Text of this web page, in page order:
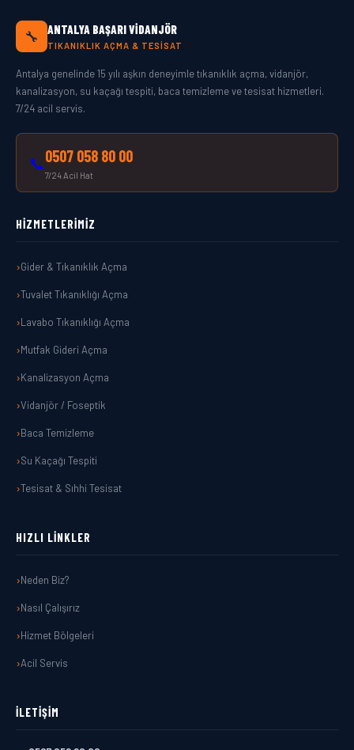
🔧 ANTALYA BAŞARI VIDANJÖR
TIKANIKLIK AÇMA & TESISAT
Antalya genelinde 15 yılı aşkın deneyimle tıkanıklık açma, vidanjör,
kanalizasyon, su kaçağı tespiti, baca temizleme ve tesisat hizmetleri.
7/24 acil servis.
📞0507 058 80 00
7/24 Acil Hat
HIZMETLERIMIZ
Gider & Tıkanıklık Açma
Tuvalet Tıkanıklığı Açma
Lavabo Tıkanıklığı Açma
Mutfak Gideri Açma
Kanalizasyon Açma
Vidanjör / Foseptik
Baca Temizleme
Su Kaçağı Tespiti
Tesisat & Sıhhi Tesisat
HIZLI LINKLER
Neden Biz?
Nasıl Çalışırız
Hizmet Bölgeleri
Acil Servis
İLETIŞIM